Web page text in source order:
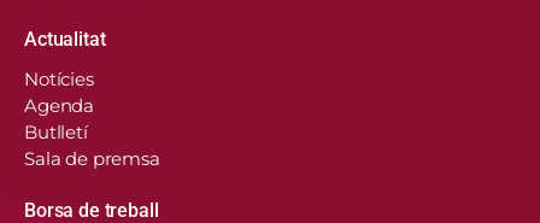
En aquest lloc web, el Consorci de Salut i Social
de Catalunya fa servir cookies pròpies i de
tercers per recordar les vostres preferències,
analitzar l’ús del web i personalitzar continguts.
Actualitat
Notícies
Agenda
Butlletí
Sala de premsa
Borsa de treball